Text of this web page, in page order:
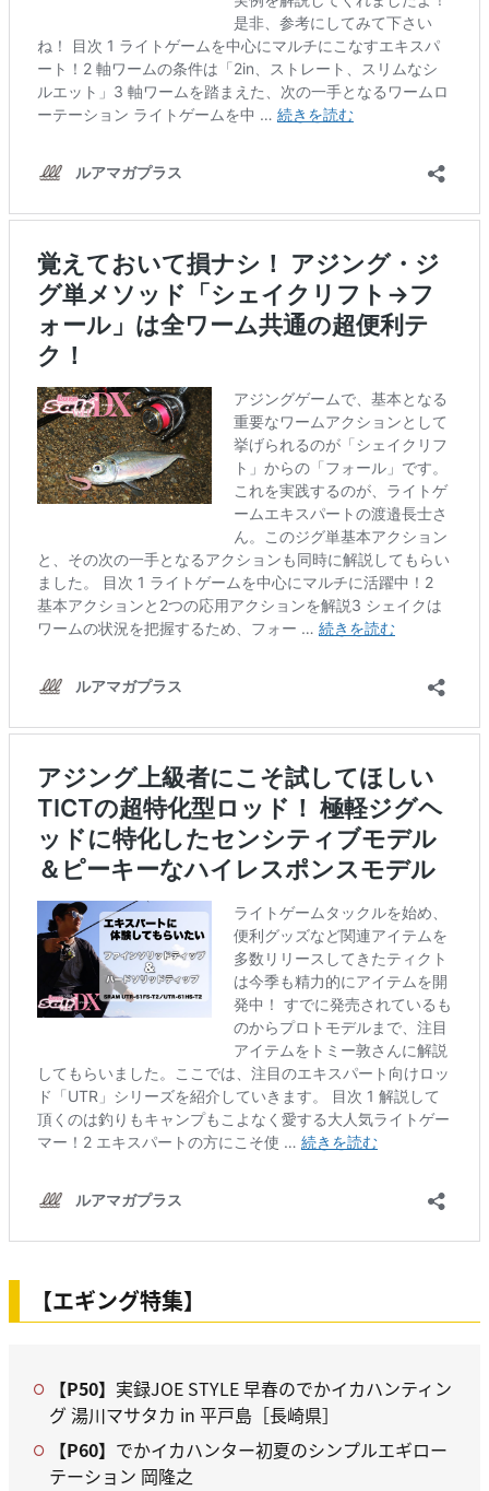
【エギング特集】
【P50】 実録JOE STYLE 早春のでかイカハンティン
グ 湯川マサタカ in 平戸島［長崎県］
【P60】 でかイカハンター初夏のシンプルエギロー
テーション 岡隆之